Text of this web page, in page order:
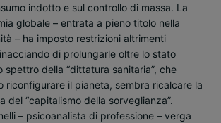
indotto e sul controllo di massa. La
globale – entrata a pieno titolo nella
– ha imposto restrizioni altrimenti
di prolungarle oltre lo stato
spettro della “dittatura sanitaria”, che
riconfigurare il pianeta, sembra ricalcare la
del “capitalismo della sorveglianza”.
– psicoanalista di professione – verga